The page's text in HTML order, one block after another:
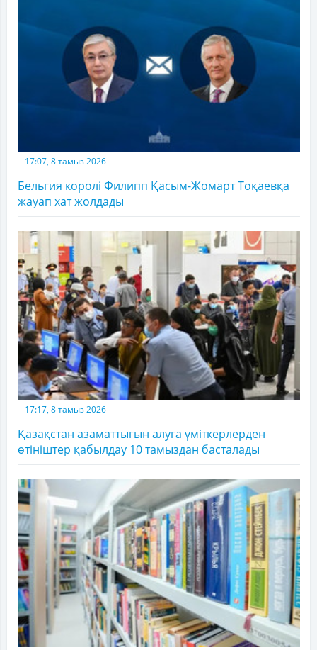
17:07, 8 тамыз 2026
Бельгия королі Филипп Қасым-Жомарт Тоқаевқа
жауап хат жолдады
17:17, 8 тамыз 2026
Қазақстан азаматтығын алуға үміткерлерден
өтініштер қабылдау 10 тамыздан басталады